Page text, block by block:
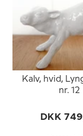
Kalv, hvid,
nr. 12
DKK